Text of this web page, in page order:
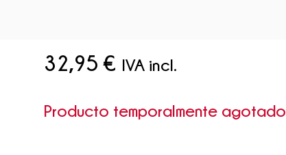
32,95€ IVA incl.
Producto temporalmente agotado